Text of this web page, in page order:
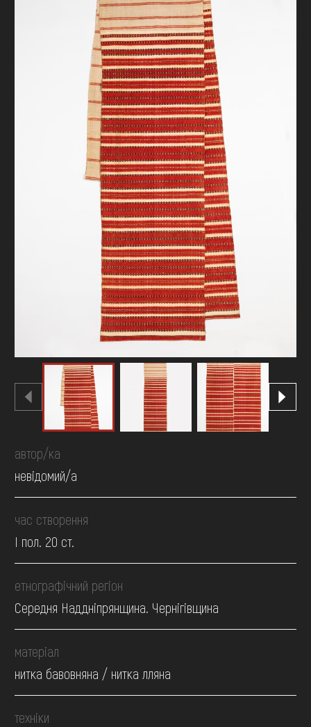
ОНЛАЙН-КРАМНИЦЯ
ПІДТРИМАТИ
автор/ка
невідомий/а
час створення
І пол. 20 ст.
етнографічний регіон
Середня Наддніпрянщина. Чернігівщина
матеріал
нитка бавовняна / нитка лляна
техніки